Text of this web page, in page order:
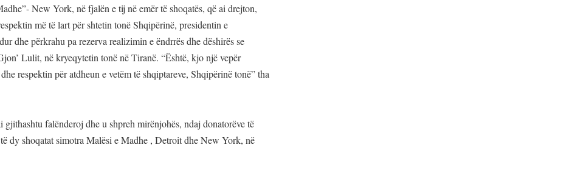
New York, në fjalën e tij në emër të shoqatës, që ai drejton,
më të lart për shtetin tonë Shqipërinë, presidentin e
dhe përkrahu pa rezerva realizimin e ëndrrës dhe dëshirës se
Lulit, në kryeqytetin tonë në Tiranë. “Është, kjo një vepër
respektin për atdheun e vetëm të shqiptareve, Shqipërinë tonë” tha
falënderoj dhe u shpreh mirënjohës, ndaj donatorëve të
dy shoqatat simotra Malësi e Madhe , Detroit dhe New York, në